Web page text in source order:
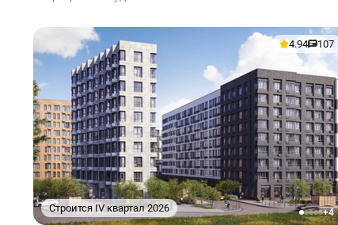
Строится IV квартал 2026
4.94 107
12345+4